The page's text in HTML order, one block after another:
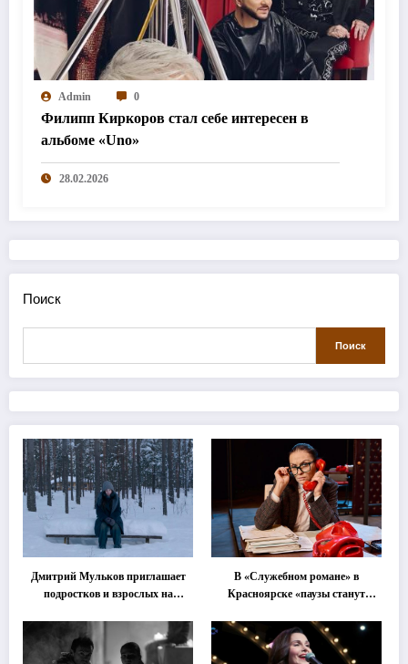
Admin 0
Филипп Киркоров стал себе интересен в
альбоме «Uno»
28.02.2026
Поиск
Поиск
Дмитрий Мульков приглашает
подростков и взрослых на
В «Служебном романе» в
Красноярске «паузы станут